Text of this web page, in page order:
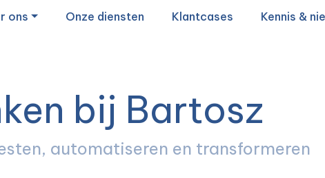
ons Onze diensten Klantcases Kennis &
bij Bartosz
automatiseren en transformeren